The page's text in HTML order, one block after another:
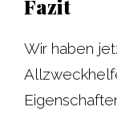
Fazit
Wir haben